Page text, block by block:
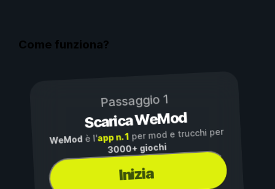
Come funziona?
Passaggio 1
Scarica WeMod
WeMod è l'app n. 1per mod e trucchi per
3000+ giochi
Inizia